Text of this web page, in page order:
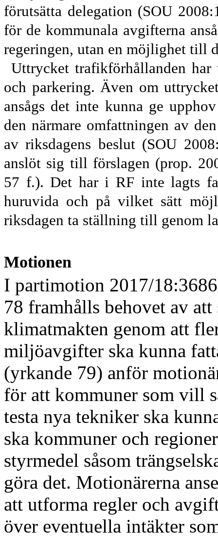
förutsätta delegation (SOU
för de kommunala avgifterna
regeringen, utan en möjlighet till
Uttrycket trafikförhållanden
och parkering. Även om
ansågs det inte kunna ge
den närmare omfattningen av
av riksdagens beslut (SOU
anslöt sig till förslagen (prop.
57 f.). Det har i RF inte lagts
huruvida och på vilket sätt
riksdagen ta ställning till genom
Motionen
I partimotion 2017/18:36
78 framhålls behovet av
klimatmakten genom att
miljöavgifter ska kunna
(yrkande 79) anför
för att kommuner som vill
testa nya tekniker ska
ska kommuner och
styrmedel såsom trängsel
göra det. Motionärerna
att utforma regler och
över eventuella intäkter